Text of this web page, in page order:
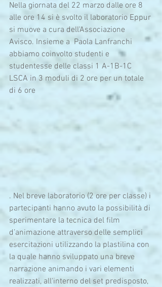
Nella giornata del 22 marzo dalle ore 8
alle ore 14 si è svolto il laboratorio Eppur
si muove a cura dell'Associazione
Avisco. Insieme a  Paola Lanfranchi
abbiamo coinvolto studenti e
studentesse delle classi 1 A-1B-1C
LSCA in 3 moduli di 2 ore per un totale
di 6 ore
. Nel breve laboratorio (2 ore per classe) i
partecipanti hanno avuto la possibilità di
sperimentare la tecnica del film
d’animazione attraverso delle semplici
esercitazioni utilizzando la plastilina con
la quale hanno sviluppato una breve
narrazione animando i vari elementi
realizzati, all'interno del set predisposto,